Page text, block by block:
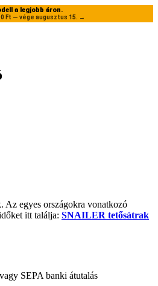
a legjobb áron.
Ft — vége augusztus 15. →
Az egyes országokra vonatkozó
itt találja: SNAILER tetősátrak
SEPA banki átutalás